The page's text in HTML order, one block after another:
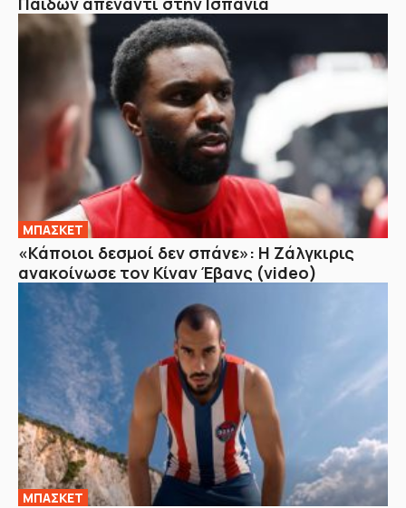
ΜΠΑΣΚΕΤ
«Κάποιοι δεσμοί δεν σπάνε»: Η Ζάλγκιρις
ανακοίνωσε τον Κίναν Έβανς (video)
ΜΠΑΣΚΕΤ